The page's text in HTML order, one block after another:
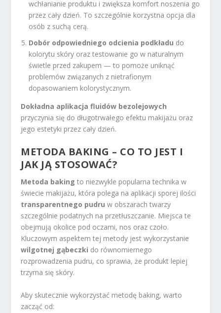
wchłanianie produktu i zwiększa komfort noszenia go
przez cały dzień. To szczególnie korzystna opcja dla
osób z suchą cerą.
Dobór odpowiedniego odcienia podkładu do
kolorytu skóry oraz testowanie go w naturalnym
świetle przed zakupem — to pomoże uniknąć
problemów związanych z nietrafionym
dopasowaniem kolorystycznym.
Dokładna aplikacja fluidów bezolejowych
przyczynia się do długotrwałego efektu makijażu oraz
jego estetyki przez cały dzień.
METODA BAKING – CO TO JEST I
JAK JĄ STOSOWAĆ?
Metoda baking to niezwykle popularna technika w
świecie makijażu, która polega na aplikacji sporej ilości
transparentnego pudru w obszarach twarzy
szczególnie podatnych na przetłuszczanie. Miejsca te
obejmują okolice pod oczami, nos oraz czoło.
Kluczowym aspektem tej metody jest wykorzystanie
wilgotnej gąbeczki do równomiernego
rozprowadzenia pudru, co sprawia, że produkt lepiej
trzyma się skóry.
Aby skutecznie wykorzystać metodę baking, warto
zacząć od: